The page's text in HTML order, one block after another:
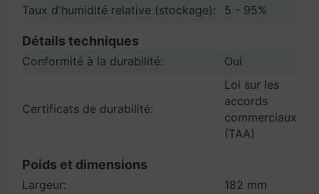
Taux d'humidité relative (stockage):
5 - 95%
Détails techniques
Conformité à la durabilité: Oui
Certificats de durabilité:
Loi sur les
accords
commerciaux
(TAA)
Poids et dimensions
Largeur:
182 mm